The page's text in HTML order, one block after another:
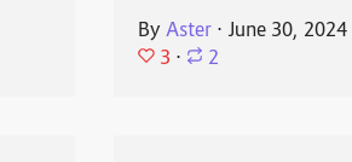
ByAster ⋅ June 30, 2024
3 ⋅ 2